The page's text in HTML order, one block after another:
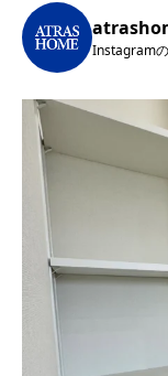
Instagram